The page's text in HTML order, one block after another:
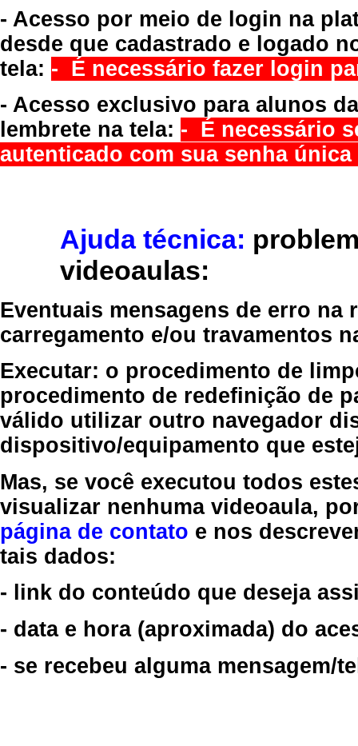
- Acesso por meio de login na
desde que cadastrado e logado
tela: - É necessário fazer login
- Acesso exclusivo para alunos
lembrete na tela: - É necessário
autenticado com sua senha
Ajuda técnica:
videoaulas:
Eventuais mensagens de erro
carregamento e/ou travamentos
Executar: o procedimento de
procedimento de redefinição de
válido utilizar outro navegador
dispositivo/equipamento que
Mas, se você executou todos
visualizar nenhuma videoaula,
página de contato e nos
tais dados:
- link do conteúdo que deseja
- data e hora (aproximada) do
- se recebeu alguma mensagem/